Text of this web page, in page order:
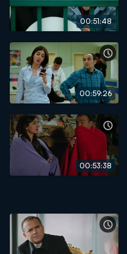
00:51:48
00:59:26
00:53:38